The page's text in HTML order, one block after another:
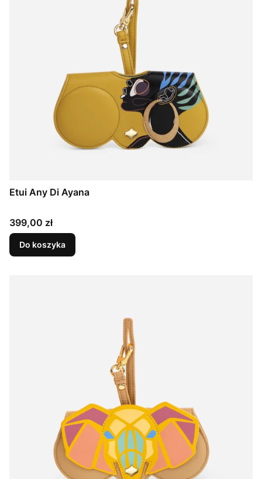
Etui Any Di Ayana
Cena
399,00 zł
Do koszyka